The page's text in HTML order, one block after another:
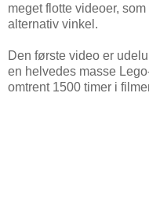
meget flotte videoer,
alternativ vinkel.
Den første video er
en helvedes masse
omtrent 1500 timer i